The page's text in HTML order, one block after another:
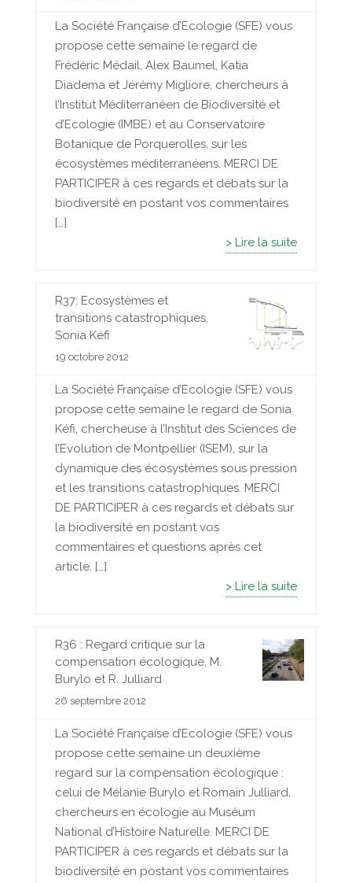
La Société Française d’Ecologie (SFE) vous
propose cette semaine le regard de
Frédéric Médail, Alex Baumel, Katia
Diadema et Jérémy Migliore, chercheurs à
l’Institut Méditerranéen de Biodiversité et
d’Ecologie (IMBE) et au Conservatoire
Botanique de Porquerolles, sur les
écosystèmes méditerranéens. MERCI DE
PARTICIPER à ces regards et débats sur la
biodiversité en postant vos commentaires
[…]
> Lire la suite
R37: Ecosystèmes et
transitions catastrophiques,
Sonia Kéfi
19 octobre 2012
La Société Française d’Ecologie (SFE) vous
propose cette semaine le regard de Sonia
Kéfi, chercheuse à l’Institut des Sciences de
l’Evolution de Montpellier (ISEM), sur la
dynamique des écosystèmes sous pression
et les transitions catastrophiques. MERCI
DE PARTICIPER à ces regards et débats sur
la biodiversité en postant vos
commentaires et questions après cet
article. […]
> Lire la suite
R36 : Regard critique sur la
compensation écologique, M.
Burylo et R. Julliard
26 septembre 2012
La Société Française d’Ecologie (SFE) vous
propose cette semaine un deuxième
regard sur la compensation écologique :
celui de Mélanie Burylo et Romain Julliard,
chercheurs en écologie au Muséum
National d’Histoire Naturelle. MERCI DE
PARTICIPER à ces regards et débats sur la
biodiversité en postant vos commentaires